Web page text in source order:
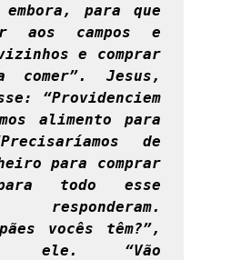
para que
aos campos e
e comprar
comer”. Jesus,
“Providenciem
alimento para
de
para comprar
todo esse
vocês têm?”,
ele. “Vão